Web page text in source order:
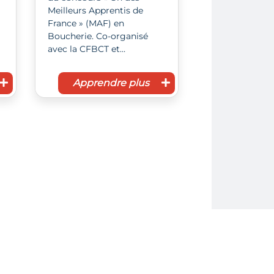
Meilleurs Apprentis de
France » (MAF) en
Boucherie. Co-organisé
avec la CFBCT et…
Apprendre plus